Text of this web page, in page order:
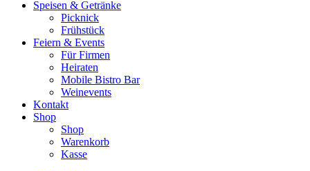
Speisen & Getränke
Picknick
Frühstück
Feiern & Events
Für Firmen
Heiraten
Mobile Bistro Bar
Weinevents
Kontakt
Shop
Shop
Warenkorb
Kasse